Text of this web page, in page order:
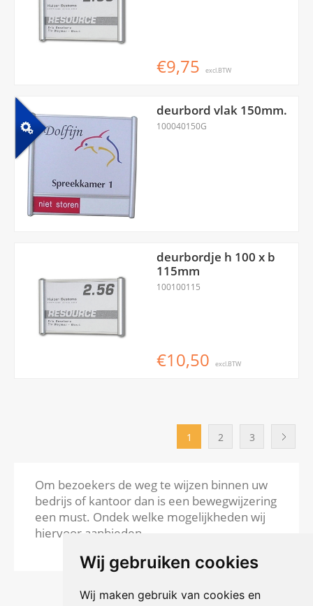
Wij gebruiken cookies
Wij maken gebruik van cookies en
Om bezoekers de weg te wijzen binnen uw
bedrijs of kantoor dan is een bewegwijzering
een must. Ondek welke mogelijkheden wij
hiervoor aanbieden.
€9,75 excl.BTW
deurbord vlak 150mm.
100040150G
deurbordje h 100 x b
115mm
100100115
€10,50 excl.BTW
1 2 3